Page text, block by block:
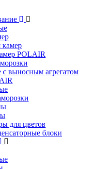
камер
POLAIR
с выносным агрегатом
для цветов
блоки